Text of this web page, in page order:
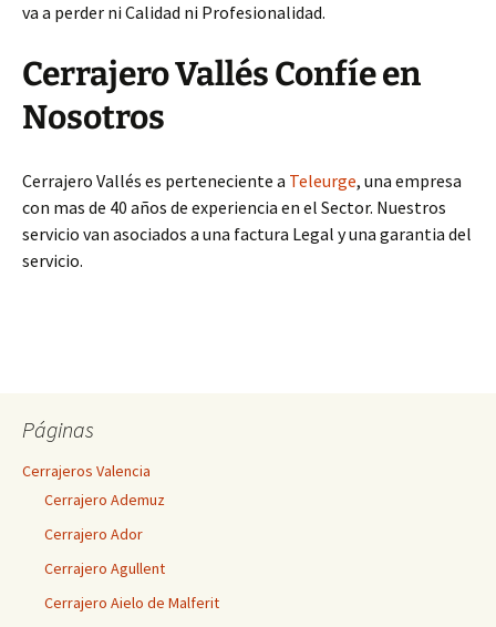
va a perder ni Calidad ni Profesionalidad.
Cerrajero Vallés Confíe en
Nosotros
Cerrajero Vallés es perteneciente a Teleurge, una empresa
con mas de 40 años de experiencia en el Sector. Nuestros
servicio van asociados a una factura Legal y una garantia del
servicio.
Páginas
Cerrajeros Valencia
Cerrajero Ademuz
Cerrajero Ador
Cerrajero Agullent
Cerrajero Aielo de Malferit